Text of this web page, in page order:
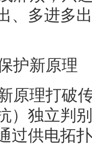
、多进多
护新原理
原理打破
）独立判
过供电拓